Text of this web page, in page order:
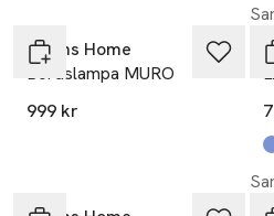
Åhléns Home
Bordslampa MURO
999 kr